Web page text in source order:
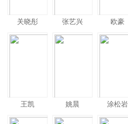
关晓彤 张艺兴 欧豪
王凯 姚晨 涂松岩